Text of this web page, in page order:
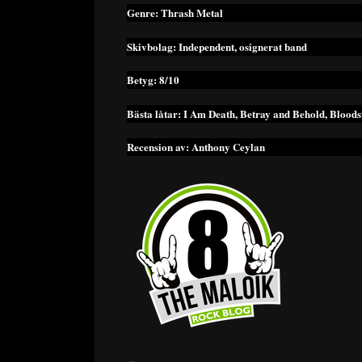
Genre: Thrash Metal
Skivbolag: Independent, osignerat band
Betyg: 8/10
Bästa låtar: I Am Death, Betray and Behold,
Recension av: Anthony Ceylan